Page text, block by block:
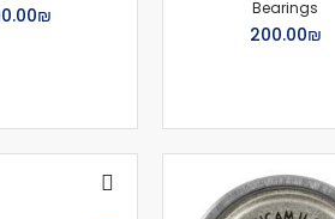
Bearings
₪‏200.00
₪‏200.00